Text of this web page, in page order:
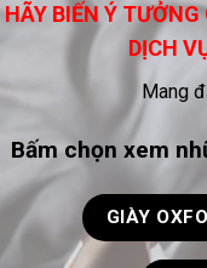
HÃY BIẾN Ý
DỊCH
Mang
Bấm chọn xem
GIÀY